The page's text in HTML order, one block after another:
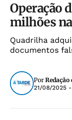
Operação
milhões
Quadrilha
documentos
Por
21/08/2025